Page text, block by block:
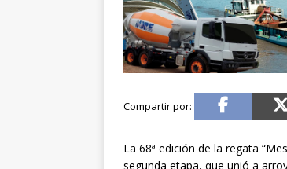
La 68ª edición de la regata
segunda etapa, que unió a